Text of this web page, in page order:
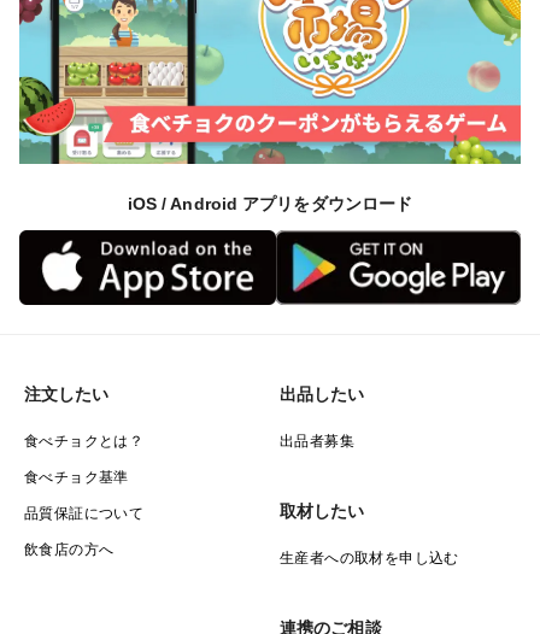
iOS / Android アプリをダウンロード
注文したい
食べチョクとは？
食べチョク基準
品質保証について
飲食店の方へ
出品したい
出品者募集
取材したい
生産者への取材を申し込む
連携のご相談